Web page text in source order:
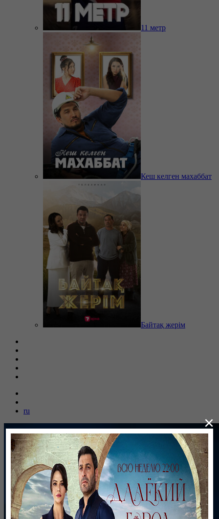
11 метр
Кеш келген махаббат
Байтақ жерім
ru
×